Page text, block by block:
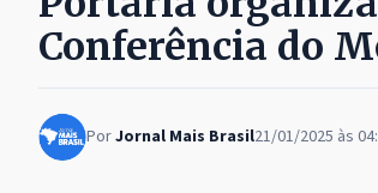
Conferência do
PorJornal Mais Brasil21/01/2025 às